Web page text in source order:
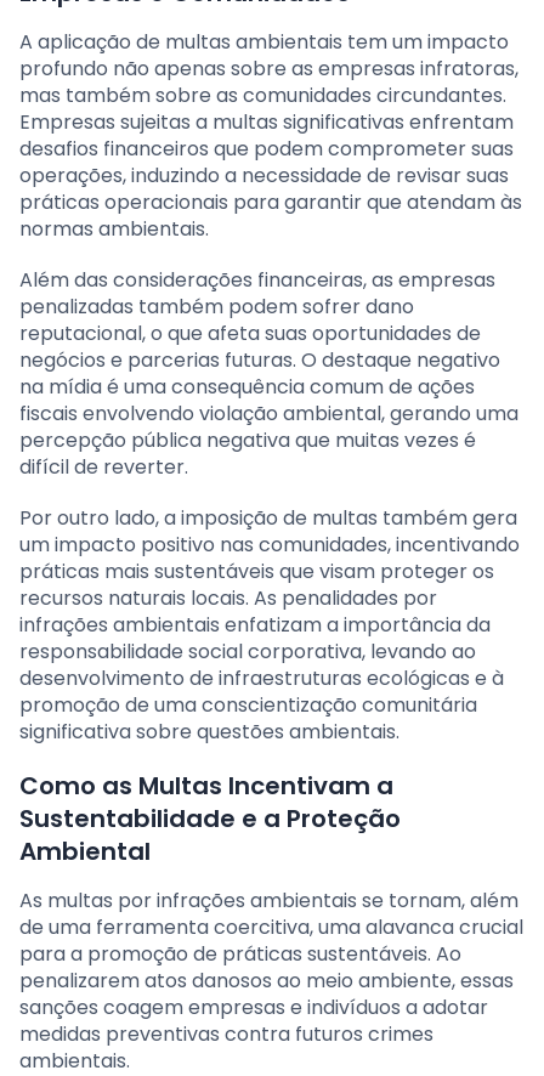
A aplicação de multas ambientais tem um impacto
profundo não apenas sobre as empresas infratoras,
mas também sobre as comunidades circundantes.
Empresas sujeitas a multas significativas enfrentam
desafios financeiros que podem comprometer suas
operações, induzindo a necessidade de revisar suas
práticas operacionais para garantir que atendam às
normas ambientais.
Além das considerações financeiras, as empresas
penalizadas também podem sofrer dano
reputacional, o que afeta suas oportunidades de
negócios e parcerias futuras. O destaque negativo
na mídia é uma consequência comum de ações
fiscais envolvendo violação ambiental, gerando uma
percepção pública negativa que muitas vezes é
difícil de reverter.
Por outro lado, a imposição de multas também gera
um impacto positivo nas comunidades, incentivando
práticas mais sustentáveis que visam proteger os
recursos naturais locais. As penalidades por
infrações ambientais enfatizam a importância da
responsabilidade social corporativa, levando ao
desenvolvimento de infraestruturas ecológicas e à
promoção de uma conscientização comunitária
significativa sobre questões ambientais.
Como as Multas Incentivam a
Sustentabilidade e a Proteção
Ambiental
As multas por infrações ambientais se tornam, além
de uma ferramenta coercitiva, uma alavanca crucial
para a promoção de práticas sustentáveis. Ao
penalizarem atos danosos ao meio ambiente, essas
sanções coagem empresas e indivíduos a adotar
medidas preventivas contra futuros crimes
ambientais.